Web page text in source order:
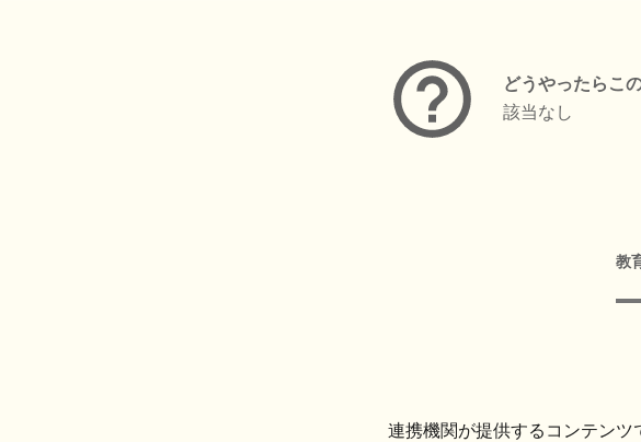
どうやったらこ
該当なし
教
連携機関が提供するコンテンツ